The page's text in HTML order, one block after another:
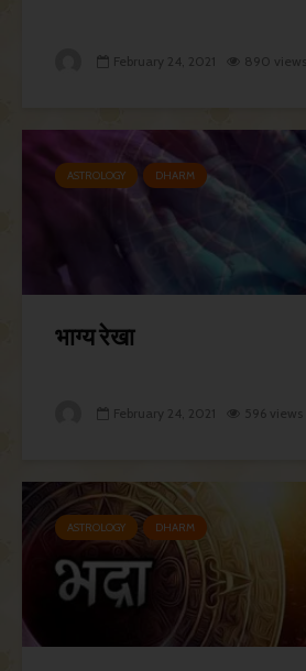
February 24, 2021 890 views
ASTROLOGY DHARM
भाग्य रेखा
February 24, 2021 596 views
ASTROLOGY DHARM